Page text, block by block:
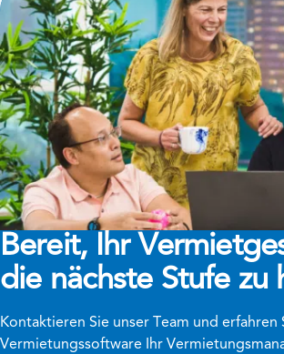
Bereit, Ihr
die nächste Stufe zu
Kontaktieren Sie unser Team und erfahren
Vermietungssoftware Ihr